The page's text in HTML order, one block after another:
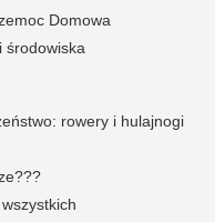
Domowa
środowiska
rowery i hulajnogi